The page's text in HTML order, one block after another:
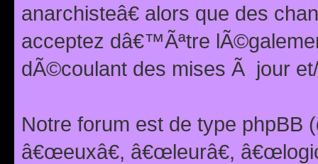
anarchisteâ€ alors que des
acceptez dâ€™Ãªtre
dÃ©coulant des mises Ã jour
Notre forum est de type phpBB
â€œeuxâ€, â€œleurâ€,